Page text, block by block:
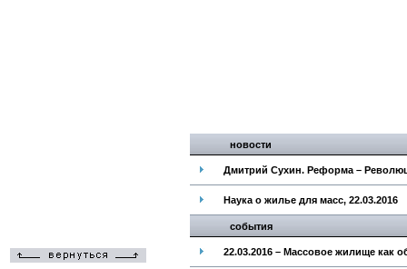
новости
Дмитрий Сухин. Реформа –
Наука о жилье для масс, 22.03.2016
события
22.03.2016 – Массовое жилище как